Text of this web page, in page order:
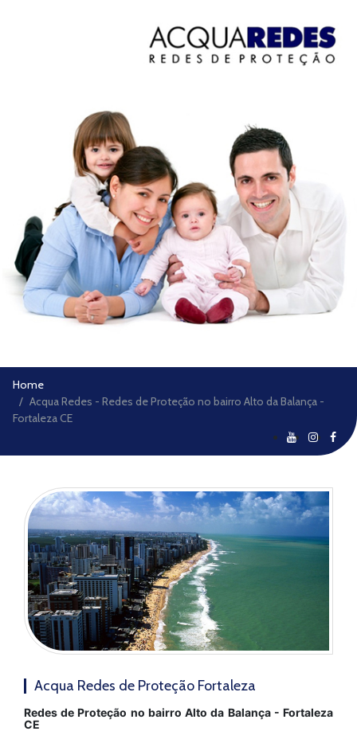
Home
Acqua Redes - Redes de Proteção no bairro Alto da Balança -
Fortaleza CE
Acqua Redes de Proteção Fortaleza
Redes de Proteção no bairro Alto da Balança - Fortaleza
CE